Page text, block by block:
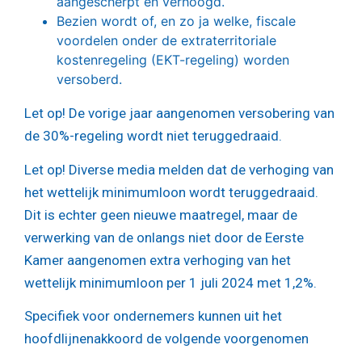
Bezien wordt of, en zo ja welke, fiscale
voordelen onder de extraterritoriale
kostenregeling (EKT-regeling) worden
versoberd.
Let op! De vorige jaar aangenomen versobering van
de 30%-regeling wordt niet teruggedraaid.
Let op! Diverse media melden dat de verhoging van
het wettelijk minimumloon wordt teruggedraaid.
Dit is echter geen nieuwe maatregel, maar de
verwerking van de onlangs niet door de Eerste
Kamer aangenomen extra verhoging van het
wettelijk minimumloon per 1 juli 2024 met 1,2%.
Specifiek voor ondernemers kunnen uit het
hoofdlijnenakkoord de volgende voorgenomen